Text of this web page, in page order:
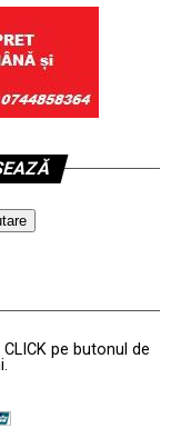
CLICK pe butonul de